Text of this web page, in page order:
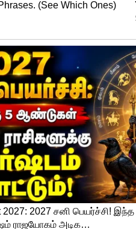
ஒருவித
மட்டத்தில் கூடுதல்
ஆந்திரா
மூலம்